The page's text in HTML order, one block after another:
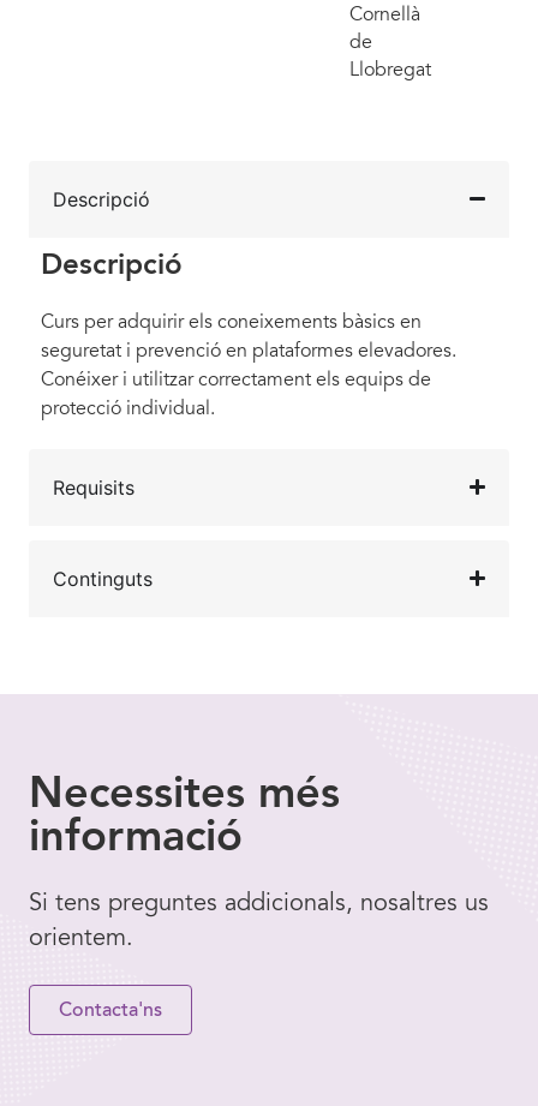
Cornellà
de
Llobregat
Descripció
Descripció
Curs per adquirir els coneixements bàsics en
seguretat i prevenció en plataformes elevadores.
Conéixer i utilitzar correctament els equips de
protecció individual.
Requisits
Continguts
Necessites més
informació
Si tens preguntes addicionals, nosaltres us
orientem.
Contacta'ns